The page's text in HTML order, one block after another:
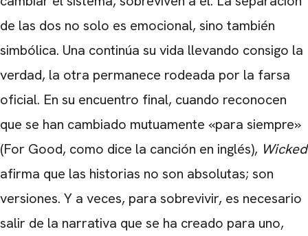
de las dos no solo es emocional, sino también
simbólica. Una continúa su vida llevando consigo la
verdad, la otra permanece rodeada por la farsa
oficial. En su encuentro final, cuando reconocen
que se han cambiado mutuamente «para siempre»
(For Good, como dice la canción en inglés), Wicked
afirma que las historias no son absolutas; son
versiones. Y a veces, para sobrevivir, es necesario
salir de la narrativa que se ha creado para uno,